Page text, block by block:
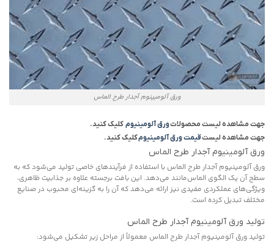
ورق آلومیینوم آجدار طرح الماس
جهت مشاهده لیست محصولاتورق آلومینیومکلیک کنید.
جهت مشاهده لیستقیمت ورق آلومینیومکلیک کنید.
ورق آلومینیوم آجدار طرح الماس
ورق آلومینیوم آجدار طرح الماس با استفاده از فرآیندهای خاصی تولید می‌شود که به
سطح آن یک الگوی الماس‌مانند می‌دهد. این بافت برجسته علاوه بر جذابیت ظاهری،
ویژگی‌های عملکردی مفیدی نیز ارائه می‌دهد که آن را به گزینه‌ای محبوب در صنایع
مختلف تبدیل کرده است.
تولید ورق آلومینیوم آجدار طرح الماس
تولید ورق آلومینیوم آجدار طرح الماس معمولاً از مراحل زیر تشکیل می‌شود: